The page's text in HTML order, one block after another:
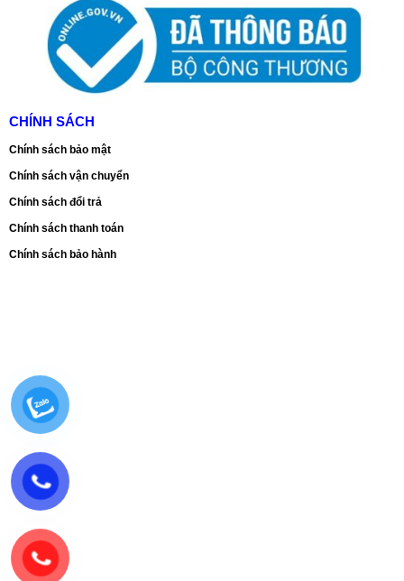
CHÍNH SÁCH
Chính sách bảo mật
Chính sách vận chuyển
Chính sách đổi trả
Chính sách thanh toán
Chính sách bảo hành